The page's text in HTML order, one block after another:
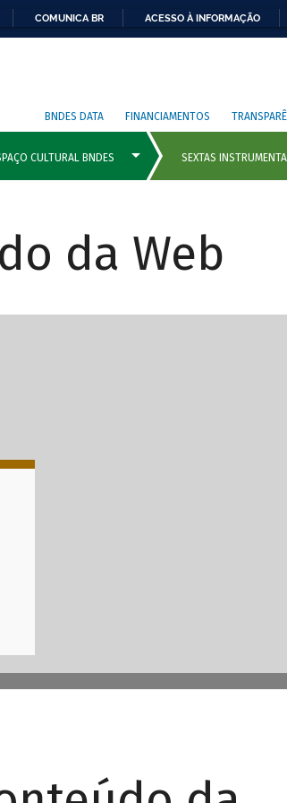
COMUNICA BR ACESSO À INFORMAÇÃO
BNDES DATA FINANCIAMENTOS
da Web
com